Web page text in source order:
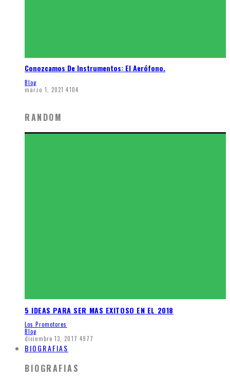
Conozcamos De Instrumentos: El Aerófono.
Blog
marzo 1, 2021 4104
RANDOM
5 IDEAS PARA SER MAS EXITOSO EN EL 2018
Los Promotores
Blog
diciembre 13, 2017 4977
BIOGRAFIAS
BIOGRAFIAS